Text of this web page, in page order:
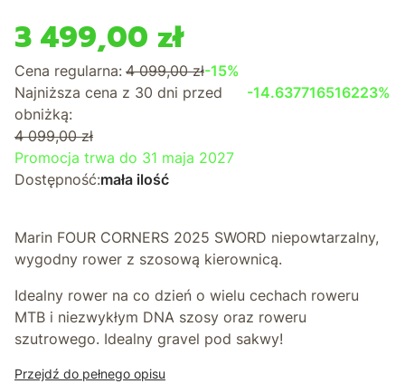
3 499,00 zł
Cena regularna: 4 099,00 zł-15%
Najniższa cena z 30 dni przed
obniżką:
4 099,00 zł
-14.637716516223%
Promocja trwa do 31 maja 2027
Dostępność:mała ilość
Marin FOUR CORNERS 2025 SWORD niepowtarzalny,
wygodny rower z szosową kierownicą.
Idealny rower na co dzień o wielu cechach roweru
MTB i niezwykłym DNA szosy oraz roweru
szutrowego. Idealny gravel pod sakwy!
Przejdź do pełnego opisu